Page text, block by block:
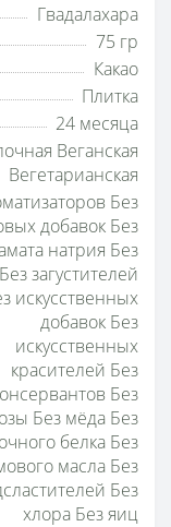
Гвадалахара
75 гр
Какао
Плитка
24 месяца
Веганская
Вегетарианская
Без
добавок Без
натрия Без
загустителей
искусственных
добавок Без
искусственных
красителей Без
Без
Без мёда Без
белка Без
масла Без
Без
хлора Без яиц